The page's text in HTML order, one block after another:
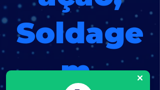
Soldage
m,